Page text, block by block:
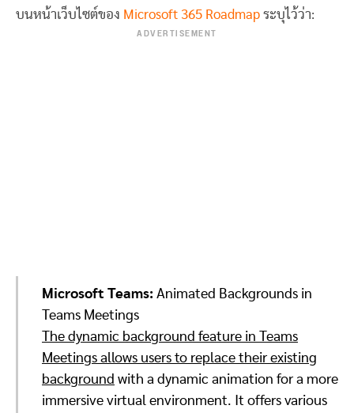
บนหน้าเว็บไซต์ของ Microsoft 365 Roadmap ระบุไว้ว่า:
ADVERTISEMENT
Microsoft Teams: Animated Backgrounds in
Teams Meetings
The dynamic background feature in Teams
Meetings allows users to replace their existing
background with a dynamic animation for a more
immersive virtual environment. It offers various